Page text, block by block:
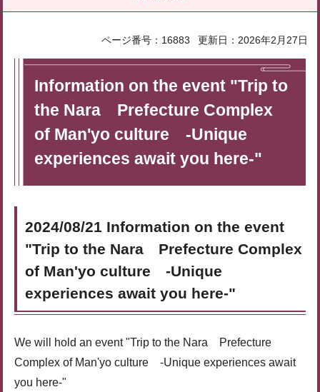
ページ番号：16883 更新日：2026年2月27日
Information on the event "Trip to
the Nara Prefecture Complex
of Man'yo culture -Unique
experiences await you here-"
2024/08/21 Information on the event
"Trip to the Nara Prefecture Complex
of Man'yo culture -Unique
experiences await you here-"
We will hold an event "Trip to the Nara Prefecture
Complex of Man'yo culture -Unique experiences await
you here-"